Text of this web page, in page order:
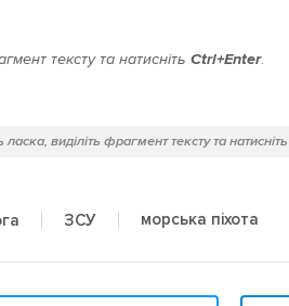
тексту та натисніть Ctrl+Enter.
виділіть фрагмент тексту та натисніть
ЗСУ морська піхота